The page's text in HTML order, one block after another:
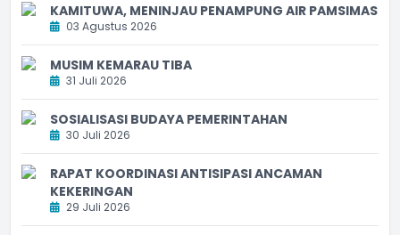
KAMITUWA, MENINJAU PENAMPUNG AIR PAMSIMAS
03 Agustus 2026
MUSIM KEMARAU TIBA
31 Juli 2026
SOSIALISASI BUDAYA PEMERINTAHAN
30 Juli 2026
RAPAT KOORDINASI ANTISIPASI ANCAMAN
KEKERINGAN
29 Juli 2026